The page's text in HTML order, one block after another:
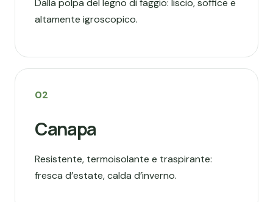
Dalla polpa del legno di faggio: liscio, soffice e
altamente igroscopico.
02
Canapa
Resistente, termoisolante e traspirante:
fresca d’estate, calda d’inverno.